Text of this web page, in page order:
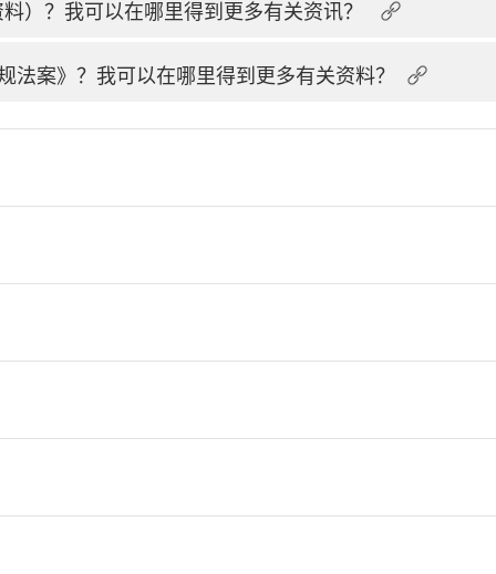
）？我可以在哪里得到更多有关资讯？
法案》？我可以在哪里得到更多有关资料？